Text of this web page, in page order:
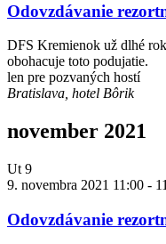
Odovzdávanie
DFS Kremienok už dlhé
obohacuje toto podujatie.
len pre pozvaných hostí
Bratislava, hotel Bôrik
november 2021
Ut 9
9. novembra 2021 11:00 -
Odovzdávanie